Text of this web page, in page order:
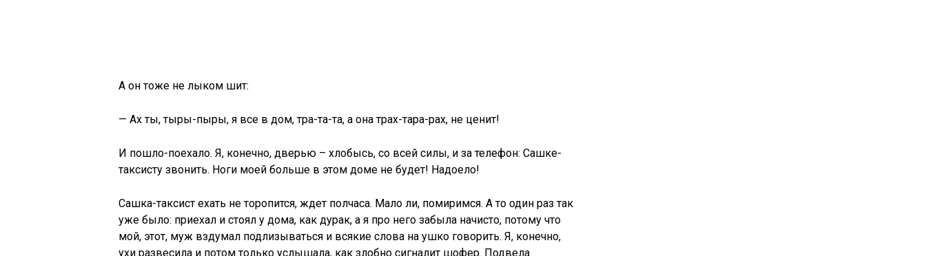
А он тоже не лыком шит:
— Ах ты, тыры-пыры, я все в дом, тра-та-та, а она трах-тара-рах, не ценит!
И пошло-поехало. Я, конечно, дверью – хлобысь, со всей силы, и за телефон: Сашке-
таксисту звонить. Ноги моей больше в этом доме не будет! Надоело!
Сашка-таксист ехать не торопится, ждет полчаса. Мало ли, помиримся. А то один раз так
уже было: приехал и стоял у дома, как дурак, а я про него забыла начисто, потому что
мой, этот, муж вздумал подлизываться и всякие слова на ушко говорить. Я, конечно,
ухи развесила и потом только услышала, как злобно сигналит шофер. Подвела